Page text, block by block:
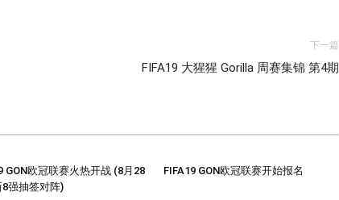
下一篇
FIFA19 大猩猩 Gorilla 周赛集锦 第4期
GON欧冠联赛火热开战 (8月28
8强抽签对阵)
FIFA19 GON欧冠联赛开始报名